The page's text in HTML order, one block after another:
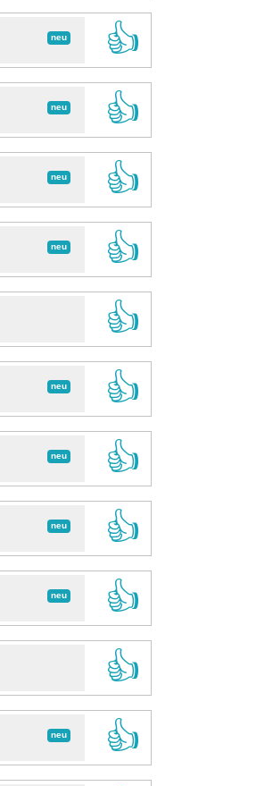
neu
👍
neu
👍
neu
👍
neu
👍
👍
neu
👍
neu
👍
neu
👍
neu
👍
👍
neu
👍